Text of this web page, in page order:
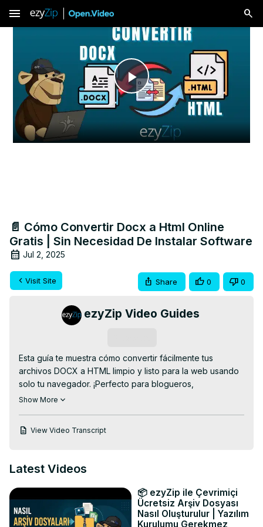
menu
Play
Video
📄 Cómo Convertir Docx a Html Online
Gratis | Sin Necesidad De Instalar Software
Jul 2, 2025
Visit Site Share 0 0
ezyZip Video Guides
Esta guía te muestra cómo convertir fácilmente tus
archivos DOCX a HTML limpio y listo para la web usando
solo tu navegador. ¡Perfecto para blogueros,
desarrolladores o cualquiera que prepare documentos
https://www.ezyzip.com/convertir-docx-a-html.html
archivo DOCX para convertir" o arrástralo y suéltalo.
2️⃣ Pulsa "Convertir a HTML" y espera un momento.
3️⃣ Descarga tu archivo HTML formateado haciendo clic
en "Guardar archivo HTML".
Show More
View Video Transcript
Latest Videos
📦 ezyZip ile Çevrimiçi
Ücretsiz Arşiv Dosyası
Nasıl Oluşturulur | Yazılım
Kurulumu Gerekmez